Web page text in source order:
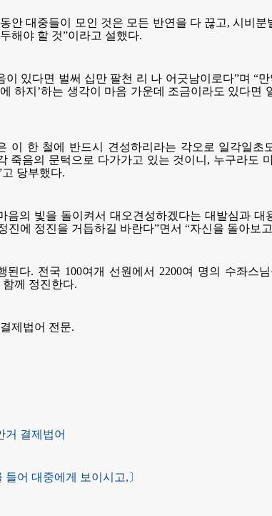
안 대중들이 모인 것은 모든 반연을 다 끊고, 시비
해야 할 것”이라고 설했다.
있다면 벌써 십만 팔천 리 나 어긋남이로다”며 “
하지’하는 생각이 마음 가운데 조금이라도 있다면
이 한 철에 반드시 견성하리라는 각오로 일각일
죽음의 문턱으로 다가가고 있는 것이니, 누구라도
당부했다.
음의 빛을 돌이켜서 대오견성하겠다는 대발심과
진에 정진을 거듭하길 바란다”면서 “자신을 돌아보
된다. 전국 100여개 선원에서 2200여 명의 수좌스
께 정진한다.
제법어 전문.
거 결제법어
어 대중에게 보이시고,〕